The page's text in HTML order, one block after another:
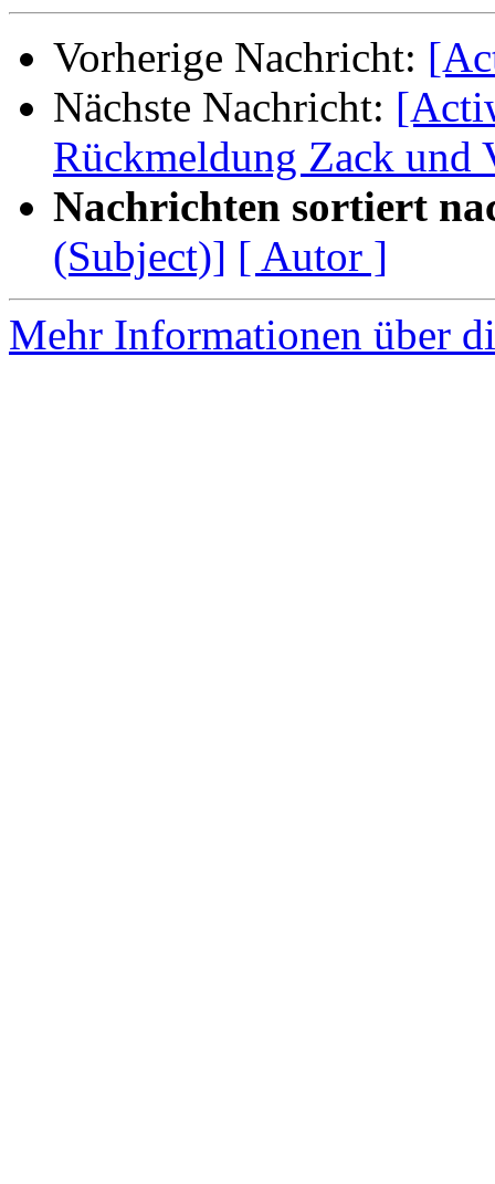
Vorherige Nachricht:
Nächste Nachricht:
Rückmeldung Zack und
Nachrichten sortiert
(Subject)] [ Autor ]
Mehr Informationen über